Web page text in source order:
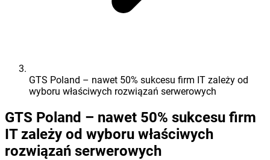
GTS Poland – nawet 50% sukcesu firm IT zależy od
wyboru właściwych rozwiązań serwerowych
GTS Poland – nawet 50% sukcesu firm
IT zależy od wyboru właściwych
rozwiązań serwerowych